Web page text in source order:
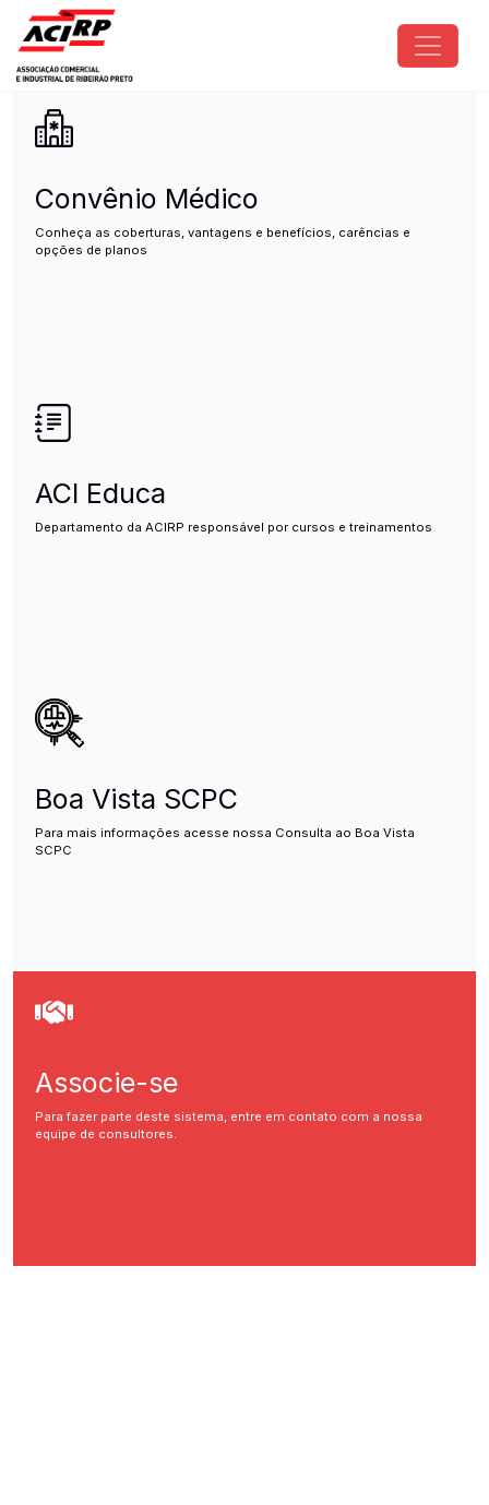
Pular para o conteúdo principal
ACIRP - Associação Comercial
Convênio Médico
Conheça as coberturas, vantagens e benefícios, carências e
opções de planos
ACI Educa
Departamento da ACIRP responsável por cursos e treinamentos
Boa Vista SCPC
Para mais informações acesse nossa Consulta ao Boa Vista
SCPC
Associe-se
Para fazer parte deste sistema, entre em contato com a nossa
equipe de consultores.